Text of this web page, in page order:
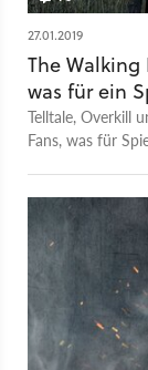
27.01.2019
The
was für ein
Telltale, Overkill
Fans, was für